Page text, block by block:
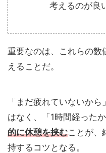
考えるのが良
重要なのは、これらの数
えることだ。
「まだ疲れていないか
はなく、「1時間経った
的に休憩を挟むことが、
持するコツとなる。